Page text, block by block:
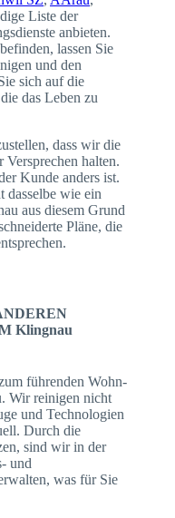
Liste der
anbieten.
lassen Sie
und den
sich auf die
das Leben zu
dass wir die
halten.
Kunde anders ist.
dasselbe wie ein
aus diesem Grund
Pläne, die
Klingnau
führenden Wohn-
Wir reinigen nicht
und Technologien
Durch die
sind wir in der
und
was für Sie